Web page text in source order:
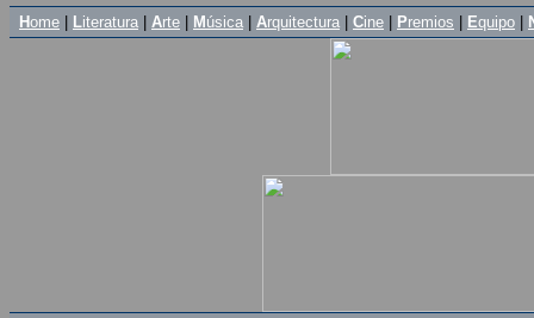
Home Literatura Arte M úsica Arquitectura Cine Premios Equipo